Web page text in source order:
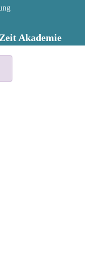
Akademie